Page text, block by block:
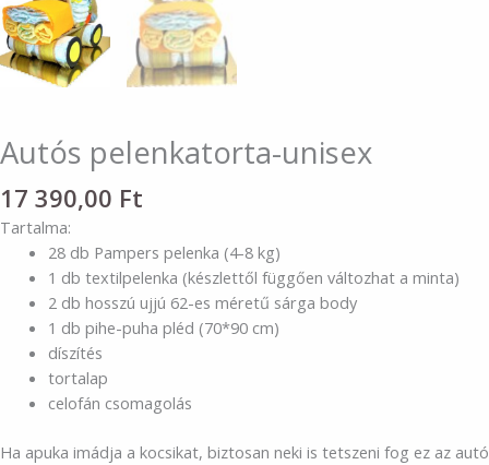
Autós pelenkatorta-unisex
17 390,00 Ft
Tartalma:
28 db Pampers pelenka (4-8 kg)
1 db textilpelenka (készlettől függően változhat a minta)
2 db hosszú ujjú 62-es méretű sárga body
1 db pihe-puha pléd (70*90 cm)
díszítés
tortalap
celofán csomagolás
Ha apuka imádja a kocsikat, biztosan neki is tetszeni fog ez az autó